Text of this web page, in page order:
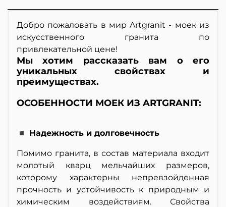
Добро пожаловать в мир Artgranit - моек из
искусственного гранита по
привлекательной цене!
Мы хотим рассказать вам о его
уникальных свойствах и
преимуществах.
ОСОБЕННОСТИ МОЕК ИЗ ARTGRANIT:
◾ Надежность и долговечность
Помимо гранита, в состав материала входит
молотый кварц мельчайших размеров,
которому характерны непревзойденная
прочность и устойчивость к природным и
химическим воздействиям. Свойства